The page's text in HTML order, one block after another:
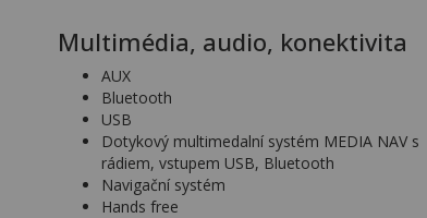
Multimédia, audio, konektivita
AUX
Bluetooth
USB
Dotykový multimedalní systém MEDIA NAV s
rádiem, vstupem USB, Bluetooth
Navigační systém
Hands free